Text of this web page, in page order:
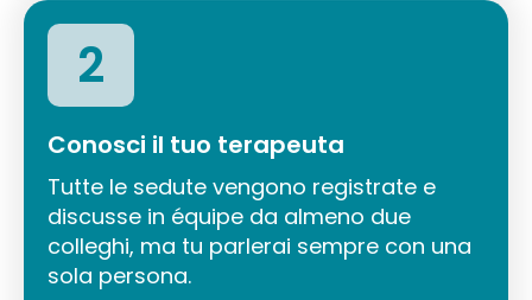
2
Conosci il tuo terapeuta
Tutte le sedute vengono registrate e
discusse in équipe da almeno due
colleghi, ma tu parlerai sempre con una
sola persona.